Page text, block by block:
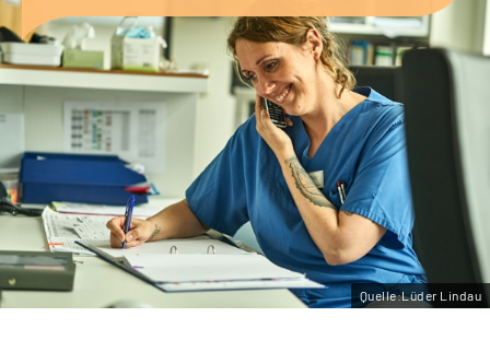
Karriere
Sozialdienste & Zuweisende
Suche
Leichte Sprache
Gebärdensprache
Quelle:Lüder Lindau